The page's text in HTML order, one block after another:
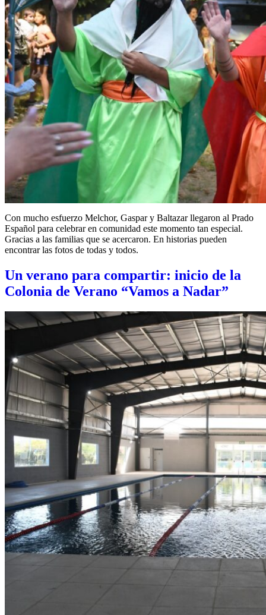
Con mucho esfuerzo Melchor, Gaspar y Baltazar llegaron al Prado
Español para celebrar en comunidad este momento tan especial.
Gracias a las familias que se acercaron. En historias pueden
encontrar las fotos de todas y todos.
Un verano para compartir: inicio de la
Colonia de Verano “Vamos a Nadar”